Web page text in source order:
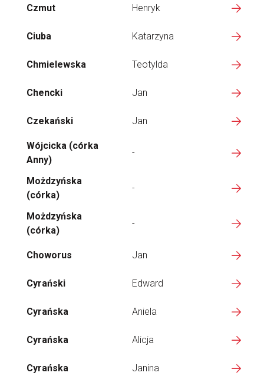
Czmut Henryk
Ciuba Katarzyna
Chmielewska Teotylda
Chencki Jan
Czekański Jan
Wójcicka (córka
Anny)
-
Możdzyńska
(córka)
-
Możdzyńska
(córka)
-
Choworus Jan
Cyrański Edward
Cyrańska Aniela
Cyrańska Alicja
Cyrańska Janina